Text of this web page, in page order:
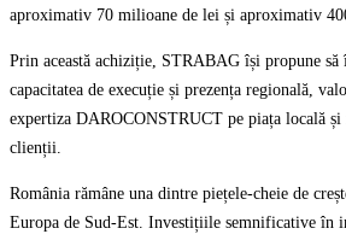
aproximativ 70 milioane de lei și aproximativ
Prin această achiziție, STRABAG își propune
capacitatea de execuție și prezența regională,
expertiza DAROCONSTRUCT pe piața locală
clienții.
România rămâne una dintre piețele-cheie de
Europa de Sud-Est. Investițiile semnificative în